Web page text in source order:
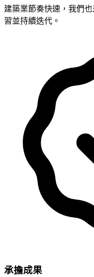
建築業節奏快速，我們
習並持續迭代。
承擔成果